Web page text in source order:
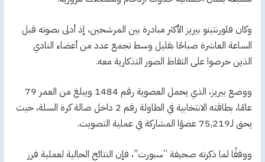
وكان فلورنتينو بيريز الأكثر مبادرة بين المرشحين، إذ أدلى بصوته قبل
الساعة العاشرة صباحًا بقليل وسط تجمع عدد من أعضاء النادي
الذين حرصوا على التقاط الصور التذكارية معه.
ووضع بيريز، الذي يحمل العضوية رقم 1484 ويبلغ من العمر 79
عامًا، بطاقته الانتخابية في الطاولة رقم 2 داخل صالة كرة السلة، حيث
يحق لـ75,219 عضوًا المشاركة في عملية التصويت.
ووفقًا لما ذكرته صحيفة “سبورت”، فإن النتائج الحالية لعملية فرز